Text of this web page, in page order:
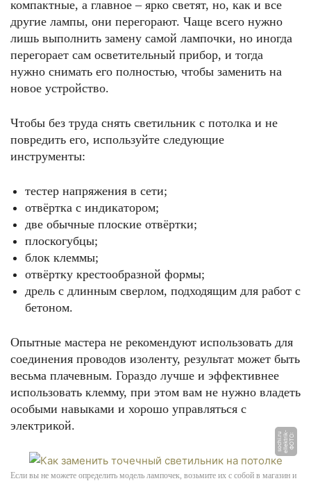
компактные, а главное – ярко светят, но, как и все
другие лампы, они перегорают. Чаще всего нужно
лишь выполнить замену самой лампочки, но иногда
перегорает сам осветительный прибор, и тогда
нужно снимать его полностью, чтобы заменить на
новое устройство.
Чтобы без труда снять светильник с потолка и не
повредить его, используйте следующие
инструменты:
тестер напряжения в сети;
отвёртка с индикатором;
две обычные плоские отвёртки;
плоскогубцы;
блок клеммы;
отвёртку крестообразной формы;
дрель с длинным сверлом, подходящим для работ с
бетоном.
Опытные мастера не рекомендуют использовать для
соединения проводов изоленту, результат может быть
весьма плачевным. Гораздо лучше и эффективнее
использовать клемму, при этом вам не нужно владеть
особыми навыками и хорошо управляться с
электрикой.
Ф
О
Т
О:
ell
e
k
t
ri
k
-s
o
c
hi.
r
u
Если вы не можете определить модель лампочек, возьмите их с собой в магазин и